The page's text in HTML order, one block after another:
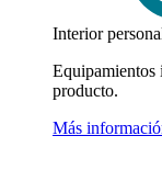
Interior
Equipamientos
producto.
Más